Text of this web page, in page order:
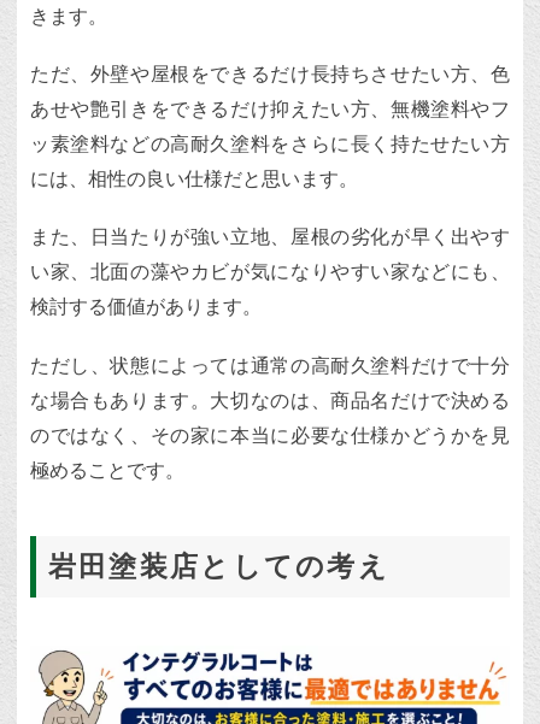
きます。
ただ、外壁や屋根をできるだけ長持ちさせたい方、色
あせや艶引きをできるだけ抑えたい方、無機塗料やフ
ッ素塗料などの高耐久塗料をさらに長く持たせたい方
には、相性の良い仕様だと思います。
また、日当たりが強い立地、屋根の劣化が早く出やす
い家、北面の藻やカビが気になりやすい家などにも、
検討する価値があります。
ただし、状態によっては通常の高耐久塗料だけで十分
な場合もあります。大切なのは、商品名だけで決める
のではなく、その家に本当に必要な仕様かどうかを見
極めることです。
岩田塗装店としての考え